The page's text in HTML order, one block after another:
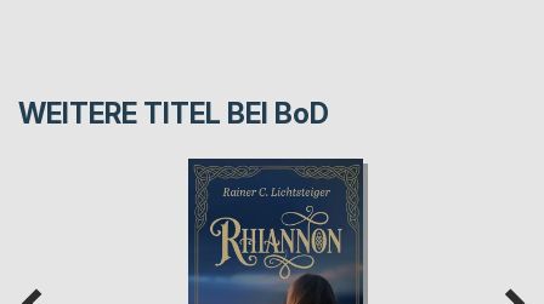
WEITERE TITEL BEI BoD